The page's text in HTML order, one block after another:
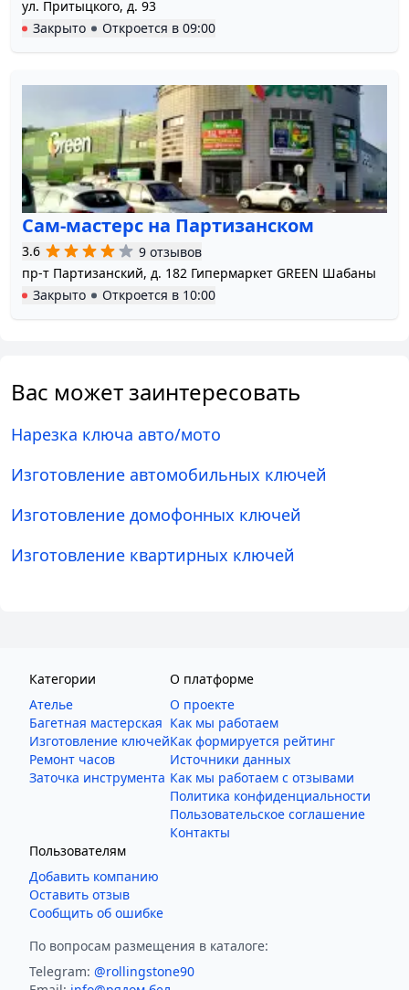
ул. Притыцкого, д. 93
Закрыто
Откроется в 09:00
Сам-мастерс на Партизанском
3.6
9 отзывов
пр-т Партизанский, д. 182 Гипермаркет GREEN Шабаны
Закрыто
Откроется в 10:00
Вас может заинтересовать
Нарезка ключа авто/мото
Изготовление автомобильных ключей
Изготовление домофонных ключей
Изготовление квартирных ключей
Категории
Ателье
Багетная мастерская
Изготовление ключей
Ремонт часов
Заточка инструмента
О платформе
О проекте
Как мы работаем
Как формируется рейтинг
Источники данных
Как мы работаем с отзывами
Политика конфиденциальности
Пользовательское соглашение
Контакты
Пользователям
Добавить компанию
Оставить отзыв
Сообщить об ошибке
По вопросам размещения в каталоге:
Telegram: @rollingstone90